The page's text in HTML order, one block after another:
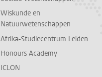
Wiskunde en
Natuurwetenschappen
Afrika-Studiecentrum Leiden
Honours Academy
ICLON